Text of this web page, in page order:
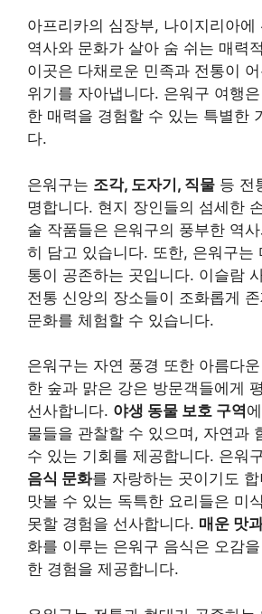
아프리카의 심장부, 나이지리아에
역사와 문화가 살아 숨 쉬는 매력
이곳은 다채로운 민족과 전통이
위기를 자아냅니다. 은워구 여행
한 매력을 경험할 수 있는 특별한
다.
은워구는 조각, 도자기, 직물 등 전
명합니다. 현지 장인들의 섬세한
술 작품들은 은워구의 풍부한 역
히 담고 있습니다. 또한, 은워구는
통이 공존하는 곳입니다. 이슬람
전통 신앙의 장소들이 조화롭게
문화를 체험할 수 있습니다.
은워구는 자연 풍경 또한 아름다
한 숲과 맑은 강은 방문객들에게
선사합니다. 야생 동물 보호 구역
물들을 관찰할 수 있으며, 자연과
수 있는 기회를 제공합니다. 은워
음식 문화를 자랑하는 곳이기도
맛볼 수 있는 독특한 요리들은 미
못할 경험을 선사합니다. 매운 맛
화를 이루는 은워구 음식은 오감
한 경험을 제공합니다.